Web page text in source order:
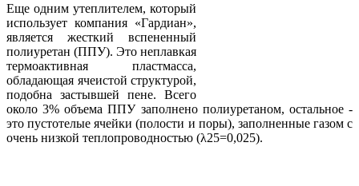
Еще одним утеплителем, который
использует компания «Гардиан»,
является жесткий вспененный
полиуретан (ППУ). Это неплавкая
термоактивная пластмасса,
обладающая ячеистой структурой,
подобна застывшей пене. Всего
около 3% объема ППУ заполнено полиуретаном, остальное -
это пустотелые ячейки (полости и поры), заполненные газом с
очень низкой теплопроводностью (λ25=0,025).